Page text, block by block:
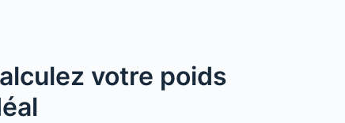
votre poids